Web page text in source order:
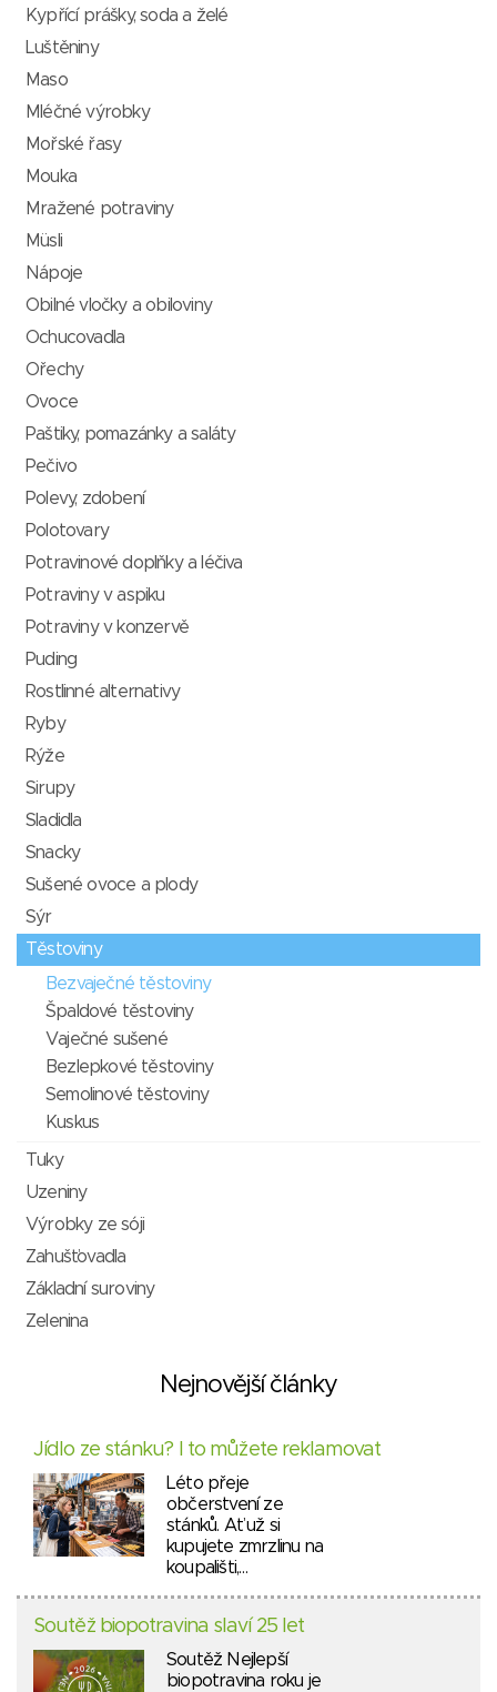
Kypřící prášky, soda a želé
Luštěniny
Maso
Mléčné výrobky
Mořské řasy
Mouka
Mražené potraviny
Müsli
Nápoje
Obilné vločky a obiloviny
Ochucovadla
Ořechy
Ovoce
Paštiky, pomazánky a saláty
Pečivo
Polevy, zdobení
Polotovary
Potravinové doplňky a léčiva
Potraviny v aspiku
Potraviny v konzervě
Puding
Rostlinné alternativy
Ryby
Rýže
Sirupy
Sladidla
Snacky
Sušené ovoce a plody
Sýr
Těstoviny
Bezvaječné těstoviny
Špaldové těstoviny
Vaječné sušené
Bezlepkové těstoviny
Semolinové těstoviny
Kuskus
Tuky
Uzeniny
Výrobky ze sóji
Zahušťovadla
Základní suroviny
Zelenina
Nejnovější články
Jídlo ze stánku? I to můžete reklamovat
Léto přeje
občerstvení ze
stánků. Ať už si
kupujete zmrzlinu na
koupališti,…
Soutěž biopotravina slaví 25 let
Soutěž Nejlepší
biopotravina roku je